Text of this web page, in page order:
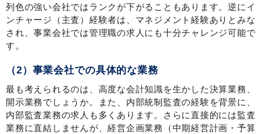
列色の強い会社ではランクが下がることもあります。逆にイ
ンチャージ（主査）経験者は、マネジメント経験ありとみな
され、事業会社では管理職の求人にも十分チャレンジ可能で
す。
（2）事業会社での具体的な業務
最も考えられるのは、高度な会計知識を生かした決算業務、
開示業務でしょうか。また、内部統制監査の経験を背景に、
内部監査業務の求人も多くあります。さらに直接的には監査
業務に直結しませんが、経営企画業務（中期経営計画・予算